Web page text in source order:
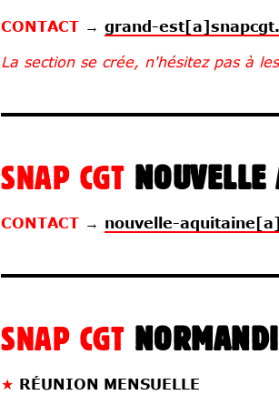
CONTACT → grand-
La section se crée, n'hésitez pas à
SNAP CGT
CONTACT → nouvelle-
SNAP CGT
★ RÉUNION MENSUELLE